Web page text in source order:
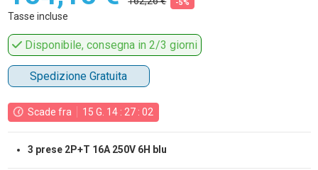
-5%
Tasse incluse
Disponibile, consegna in 2/3 giorni
Spedizione Gratuita
Scade fra 15 G. 14: 27: 02
3 prese 2P+T 16A 250V 6H blu